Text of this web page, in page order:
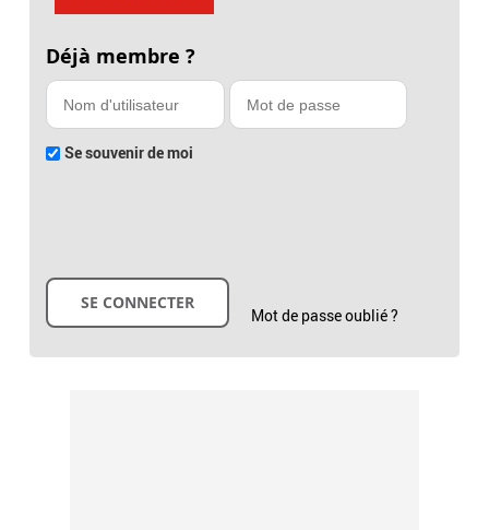
Déjà membre ?
Se souvenir de moi
Mot de passe oublié ?